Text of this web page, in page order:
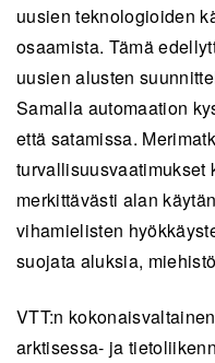
uusien teknologioiden
osaamista. Tämä
uusien alusten
Samalla automaation
että satamissa.
turvallisuusvaatimukset
merkittävästi alan
vihamielisten
suojata aluksia,
VTT:n
arktisessa- ja